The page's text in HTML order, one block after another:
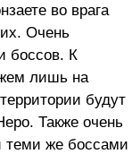
во врага
Очень
боссов. К
лишь на
будут
Также очень
теми же боссами